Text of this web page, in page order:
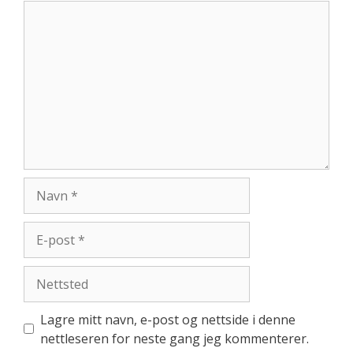
post
Lagre mitt navn, e-post og nettside i denne
nettleseren for neste gang jeg kommenterer.